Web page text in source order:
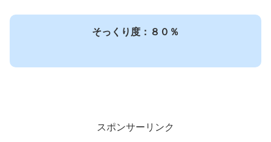
そっくり度：８０％
スポンサーリンク